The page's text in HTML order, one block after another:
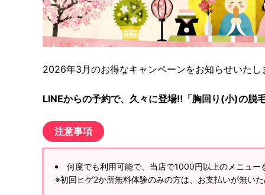
2026年3月のお得なキャンペーンをお知らせいたし
LINEからの予約で、久々に登場‼「胸回り(小)の脱
注意事項
何度でも利用可能で、当店で1000円以上のメニュー
※初回ヒゲ2か所無料体験のみの方は、お支払いが無いた